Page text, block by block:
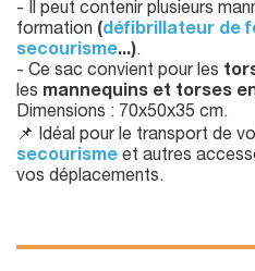
- Il peut contenir plusieurs
formation (défibrillateur de
secourisme...).
- Ce sac convient pour les
les mannequins et torses
Dimensions : 70x50x35 cm.
📌 Idéal pour le transport de
secourisme et autres
vos déplacements.